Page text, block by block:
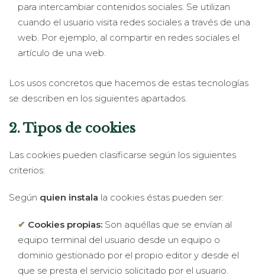
para intercambiar contenidos sociales. Se utilizan
cuando el usuario visita redes sociales a través de una
web. Por ejemplo, al compartir en redes sociales el
artículo de una web.
Los usos concretos que hacemos de estas tecnologías
se describen en los siguientes apartados.
2. Tipos de cookies
Las cookies pueden clasificarse según los siguientes
criterios:
Según quien instala la cookies éstas pueden ser:
Cookies propias: Son aquéllas que se envían al
equipo terminal del usuario desde un equipo o
dominio gestionado por el propio editor y desde el
que se presta el servicio solicitado por el usuario.